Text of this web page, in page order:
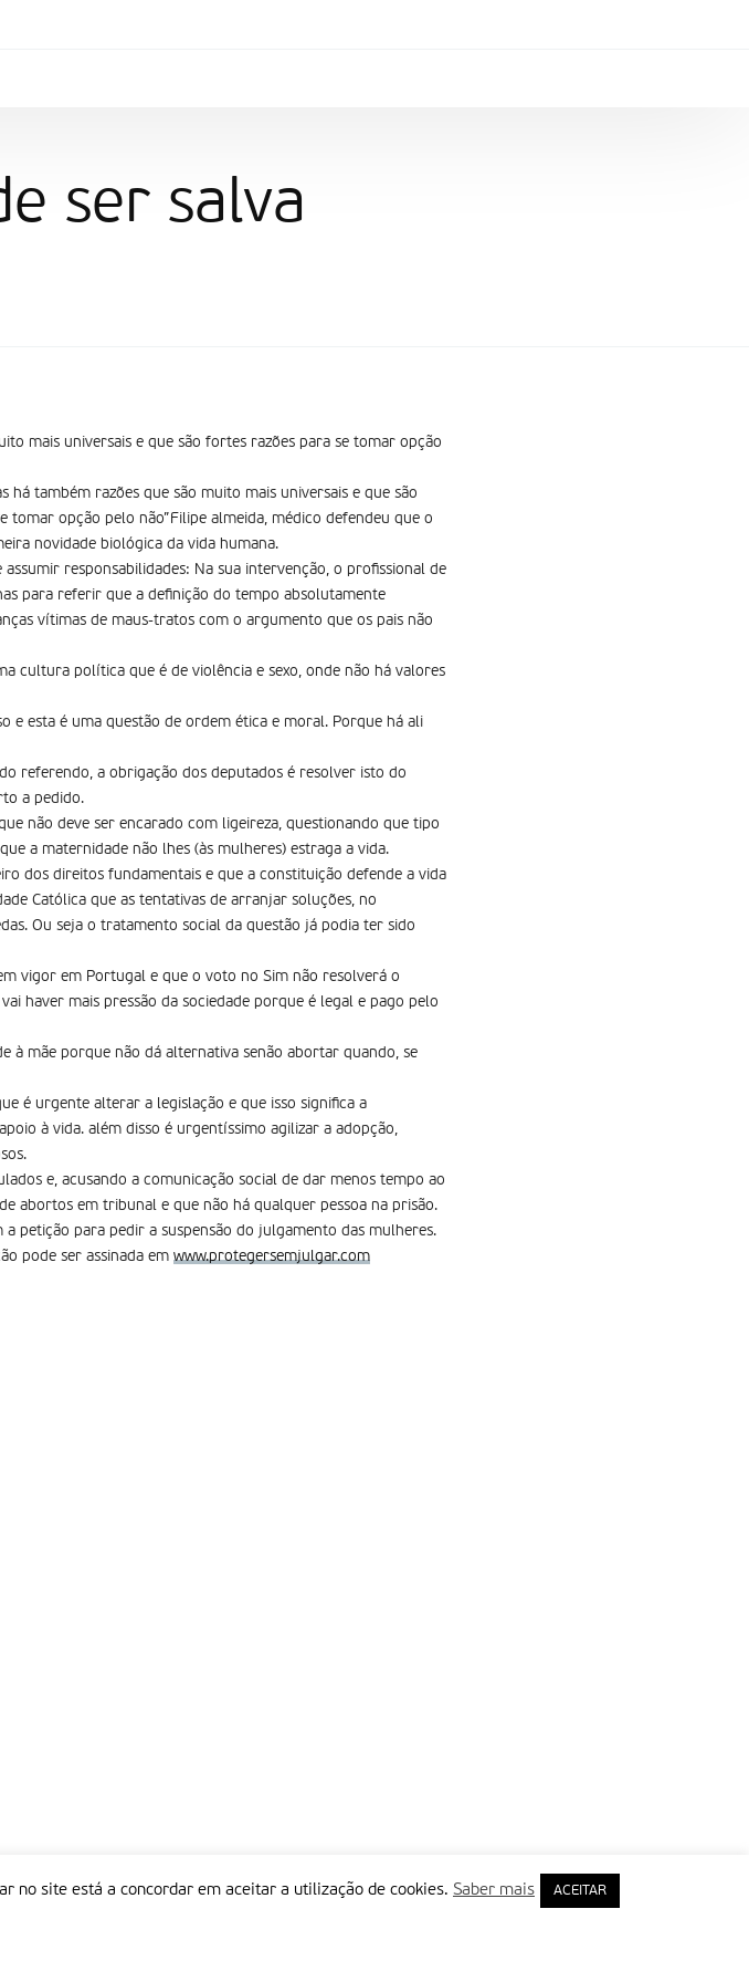
ser salva
mais universais e que são fortes razões para se tomar opção
há também razões que são muito mais universais e que são
tomar opção pelo não”Filipe almeida, médico defendeu que o
novidade biológica da vida humana.
responsabilidades: Na sua intervenção, o profissional de
para referir que a definição do tempo absolutamente
vítimas de maus-tratos com o argumento que os pais não
cultura política que é de violência e sexo, onde não há valores
e esta é uma questão de ordem ética e moral. Porque há ali
referendo, a obrigação dos deputados é resolver isto do
a pedido.
não deve ser encarado com ligeireza, questionando que tipo
a maternidade não lhes (às mulheres) estraga a vida.
dos direitos fundamentais e que a constituição defende a vida
Católica que as tentativas de arranjar soluções, no
Ou seja o tratamento social da questão já podia ter sido
vigor em Portugal e que o voto no Sim não resolverá o
haver mais pressão da sociedade porque é legal e pago pelo
à mãe porque não dá alternativa senão abortar quando, se
é urgente alterar a legislação e que isso significa a
à vida. além disso é urgentíssimo agilizar a adopção,
e, acusando a comunicação social de dar menos tempo ao
abortos em tribunal e que não há qualquer pessoa na prisão.
a petição para pedir a suspensão do julgamento das mulheres.
pode ser assinada em www.protegersemjulgar.com
no site está a concordar em aceitar a utilização de cookies. Saber mais ACEITAR